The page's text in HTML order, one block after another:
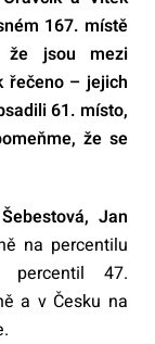
167. místě
že jsou mezi
řečeno – jejich
61. místo,
že se
Jan
na percentilu
47.
a v Česku na